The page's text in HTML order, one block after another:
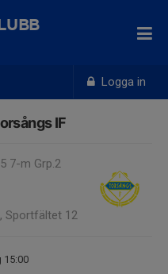
Logga in
IF
7-m Grp.2
Sportfältet 12
15:00